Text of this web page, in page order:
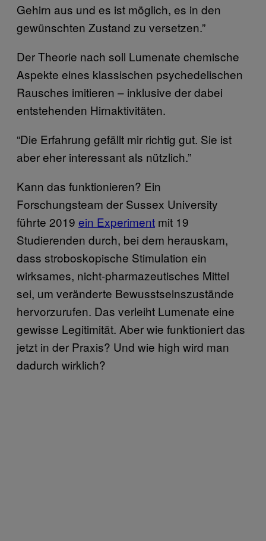
Gehirn aus und es ist möglich, es in den
gewünschten Zustand zu versetzen.”
Der Theorie nach soll Lumenate chemische
Aspekte eines klassischen psychedelischen
Rausches imitieren – inklusive der dabei
entstehenden Hirnaktivitäten.
“Die Erfahrung gefällt mir richtig gut. Sie ist
aber eher interessant als nützlich.”
Kann das funktionieren? Ein
Forschungsteam der Sussex University
führte 2019 ein Experiment mit 19
Studierenden durch, bei dem herauskam,
dass stroboskopische Stimulation ein
wirksames, nicht-pharmazeutisches Mittel
sei, um veränderte Bewusstseinszustände
hervorzurufen. Das verleiht Lumenate eine
gewisse Legitimität. Aber wie funktioniert das
jetzt in der Praxis? Und wie high wird man
dadurch wirklich?